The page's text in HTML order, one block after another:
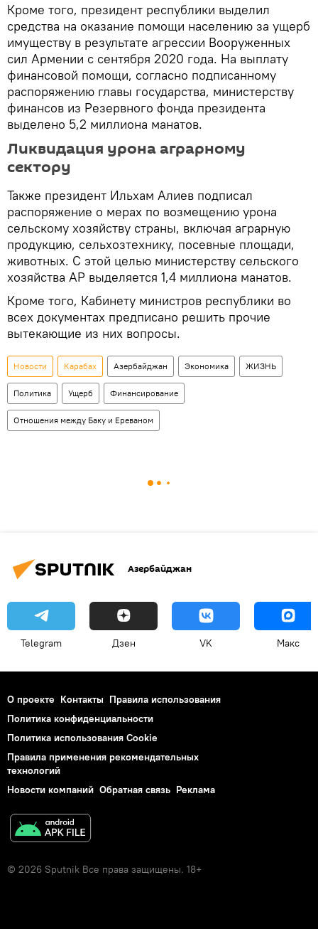
Кроме того, президент республики выделил
средства на оказание помощи населению за ущерб
имуществу в результате агрессии Вооруженных
сил Армении с сентября 2020 года. На выплату
финансовой помощи, согласно подписанному
распоряжению главы государства, министерству
финансов из Резервного фонда президента
выделено 5,2 миллиона манатов.
Ликвидация урона аграрному
сектору
Также президент Ильхам Алиев подписал
распоряжение о мерах по возмещению урона
сельскому хозяйству страны, включая аграрную
продукцию, сельхозтехнику, посевные площади,
животных. С этой целью министерству сельского
хозяйства АР выделяется 1,4 миллиона манатов.
Кроме того, Кабинету министров республики во
всех документах предписано решить прочие
вытекающие из них вопросы.
Новости Карабах Азербайджан Экономика ЖИЗНЬ
Политика Ущерб Финансирование
Отношения между Баку и Ереваном
Азербайджан
Telegram Дзен VK Макс
О проекте Контакты Правила использования
Политика конфиденциальности
Политика использования Cookie
Правила применения рекомендательных
технологий
Новости компаний Обратная связь Реклама
© 2026 Sputnik Все права защищены. 18+